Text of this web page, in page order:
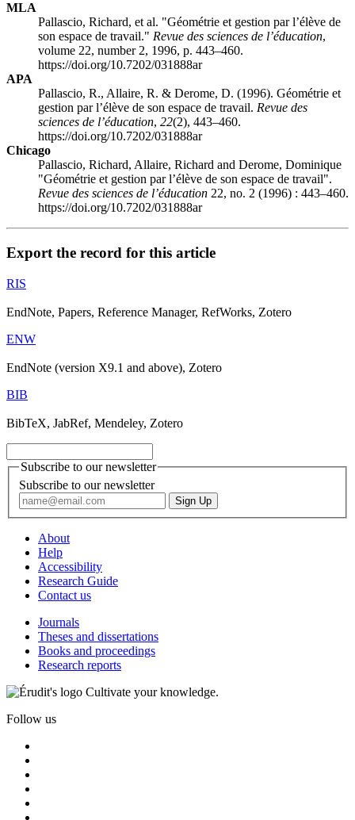
MLA
Pallascio, Richard, et al. "Géométrie et gestion par l’élève de
son espace de travail." Revue des sciences de l’éducation,
volume 22, number 2, 1996, p. 443–460.
https://doi.org/10.7202/031888ar
APA
Pallascio, R., Allaire, R. & Derome, D. (1996). Géométrie et
gestion par l’élève de son espace de travail. Revue des
sciences de l’éducation, 22(2), 443–460.
https://doi.org/10.7202/031888ar
Chicago
Pallascio, Richard, Allaire, Richard and Derome, Dominique
"Géométrie et gestion par l’élève de son espace de travail".
Revue des sciences de l’éducation 22, no. 2 (1996) : 443–460.
https://doi.org/10.7202/031888ar
Export the record for this article
RIS
EndNote, Papers, Reference Manager, RefWorks, Zotero
ENW
EndNote (version X9.1 and above), Zotero
BIB
BibTeX, JabRef, Mendeley, Zotero
Subscribe to our newsletter
Subscribe to our newsletter
About
Help
Accessibility
Research Guide
Contact us
Journals
Theses and dissertations
Books and proceedings
Research reports
Cultivate your knowledge.
Follow us